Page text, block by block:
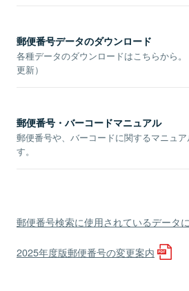
郵便番号データのダウンロード
各種データのダウンロードはこちらから。
更新）
郵便番号・バーコードマニュアル
郵便番号や、バーコードに関するマニュ
す。
郵便番号検索に使用されているデータ
2025年度版郵便番号の変更案内